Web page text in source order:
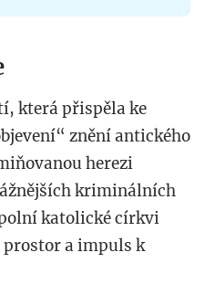
která přispěla ke
znění antického
herezi
kriminálních
katolické církvi
a impuls k